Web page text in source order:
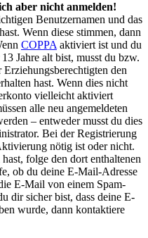
aber nicht anmelden!
Benutzernamen und das
Wenn diese stimmen, dann
COPPA aktiviert ist und du
Jahre alt bist, musst du bzw.
den
hast. Wenn dies nicht
vielleicht aktiviert
alle neu angemeldeten
– entweder musst du dies
Bei der Registrierung
nötig ist oder nicht.
folge den dort enthaltenen
ob du deine E-Mail-Adresse
E-Mail von einem Spam-
dir sicher bist, dass deine E-
wurde, dann kontaktiere